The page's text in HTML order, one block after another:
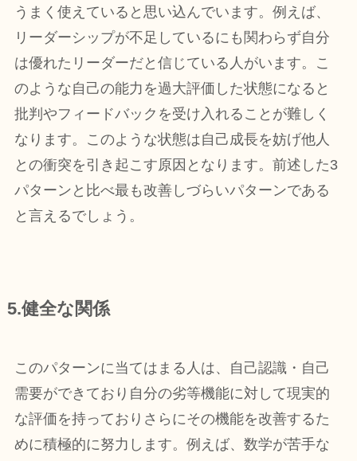
うまく使えていると思い込んでいます。例えば、
リーダーシップが不足しているにも関わらず自分
は優れたリーダーだと信じている人がいます。こ
のような自己の能力を過大評価した状態になると
批判やフィードバックを受け入れることが難しく
なります。このような状態は自己成長を妨げ他人
との衝突を引き起こす原因となります。前述した3
パターンと比べ最も改善しづらいパターンである
と言えるでしょう。
5.健全な関係
このパターンに当てはまる人は、自己認識・自己
需要ができており自分の劣等機能に対して現実的
な評価を持っておりさらにその機能を改善するた
めに積極的に努力します。例えば、数学が苦手な